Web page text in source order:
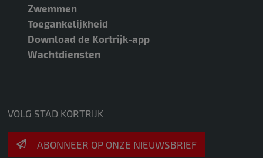
Zwemmen
Toegankelijkheid
Download de Kortrijk-app
Wachtdiensten
VOLG STAD KORTRIJK
ABONNEER OP ONZE NIEUWSBRIEF